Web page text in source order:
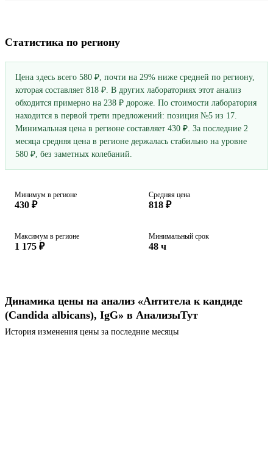
Статистика по региону
Цена здесь всего 580 ₽, почти на 29% ниже средней по региону,
которая составляет 818 ₽. В других лабораториях этот анализ
обходится примерно на 238 ₽ дороже. По стоимости лаборатория
находится в первой трети предложений: позиция №5 из 17.
Минимальная цена в регионе составляет 430 ₽. За последние 2
месяца средняя цена в регионе держалась стабильно на уровне
580 ₽, без заметных колебаний.
Минимум в регионе
430 ₽
Средняя цена
818 ₽
Максимум в регионе
1 175 ₽
Минимальный срок
48 ч
Динамика цены на анализ «Антитела к кандиде
(Candida albicans), IgG» в АнализыТут
История изменения цены за последние месяцы